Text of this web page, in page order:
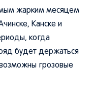
жарким месяцем
Канске и
когда
будет держаться
грозовые